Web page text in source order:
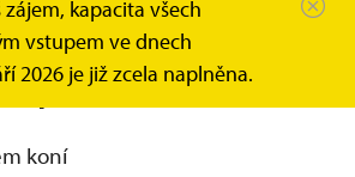
kapacita všech
vstupem ve dnech
2026 je již zcela naplněna.
Sbírka negativů
a prezentace sbírek
koní